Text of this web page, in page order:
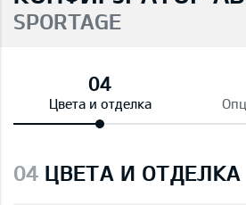
SPORTAGE
Цвета и отделка
04 ЦВЕТА И ОТДЕЛКА